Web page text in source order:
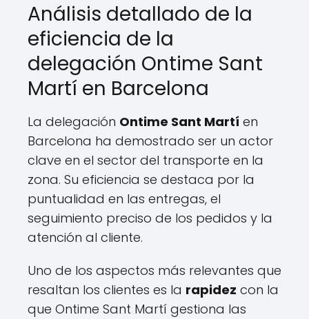
Análisis detallado de la
eficiencia de la
delegación Ontime Sant
Martí en Barcelona
La delegación Ontime Sant Martí en
Barcelona ha demostrado ser un actor
clave en el sector del transporte en la
zona. Su eficiencia se destaca por la
puntualidad en las entregas, el
seguimiento preciso de los pedidos y la
atención al cliente.
Uno de los aspectos más relevantes que
resaltan los clientes es la rapidez con la
que Ontime Sant Martí gestiona las